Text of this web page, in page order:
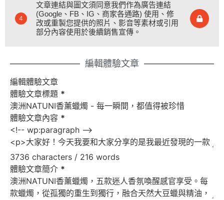
4
文章連結與圖文須同意我們作為廣告連結
(Google、FB、IG、商家各通路) 使用、修
改或重製您提供的照片、影音等素材或引用
部分內容使用於後續銷售宣傳。
編輯體驗文章
編輯體驗文章
體驗文章標題 *
體驗文章內容 *
3736 characters / 216 words
體驗文章簡介 *